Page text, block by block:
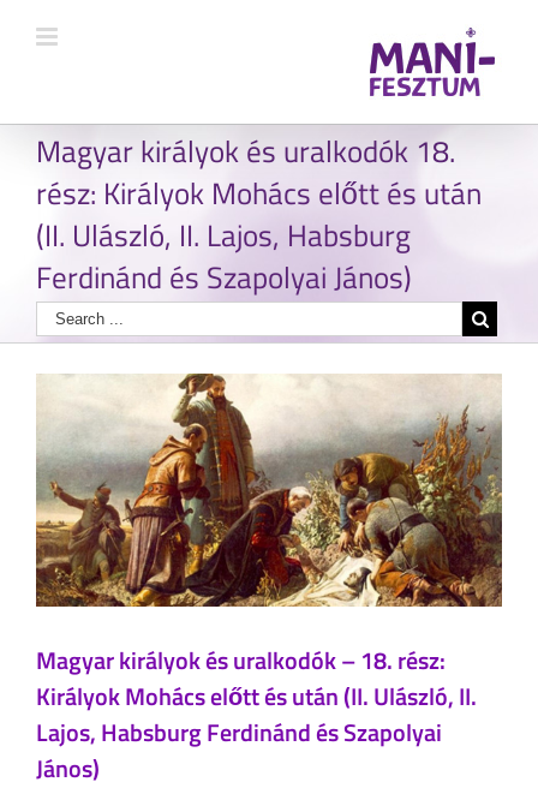
Magyar királyok és uralkodók 18.
rész: Királyok Mohács előtt és után
(II. Ulászló, II. Lajos, Habsburg
Ferdinánd és Szapolyai János)
Magyar királyok és uralkodók – 18. rész:
Királyok Mohács előtt és után (II. Ulászló, II.
Lajos, Habsburg Ferdinánd és Szapolyai
János)